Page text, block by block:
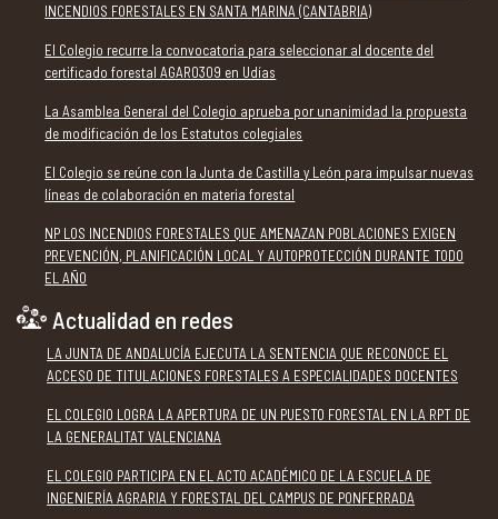
INCENDIOS FORESTALES EN SANTA MARINA (CANTABRIA)
El Colegio recurre la convocatoria para seleccionar al docente del
certificado forestal AGAR0309 en Udías
La Asamblea General del Colegio aprueba por unanimidad la propuesta
de modificación de los Estatutos colegiales
El Colegio se reúne con la Junta de Castilla y León para impulsar nuevas
líneas de colaboración en materia forestal
NP LOS INCENDIOS FORESTALES QUE AMENAZAN POBLACIONES EXIGEN
PREVENCIÓN, PLANIFICACIÓN LOCAL Y AUTOPROTECCIÓN DURANTE TODO
EL AÑO
Actualidad en redes
LA JUNTA DE ANDALUCÍA EJECUTA LA SENTENCIA QUE RECONOCE EL
ACCESO DE TITULACIONES FORESTALES A ESPECIALIDADES DOCENTES
EL COLEGIO LOGRA LA APERTURA DE UN PUESTO FORESTAL EN LA RPT DE
LA GENERALITAT VALENCIANA
EL COLEGIO PARTICIPA EN EL ACTO ACADÉMICO DE LA ESCUELA DE
INGENIERÍA AGRARIA Y FORESTAL DEL CAMPUS DE PONFERRADA